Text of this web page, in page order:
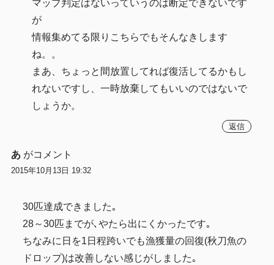
マップ判定はないっていうのは断定できないです
が
情報集めてる限りこちらでもそんなきします
ね。。
まあ、ちょっと間放置してれば復活してるかもし
れないですし、一時放棄してもいいのではないで
しょうか。
返信
あ がコメント
2015年10月13日 19:32
30匹達成できました｡
28～30匹までが､やたら出にくかったです｡
ちなみに日を1日程跨いでも漁獲量の回復(秋刀魚の
ドロップ)は改善しない感じがしました｡